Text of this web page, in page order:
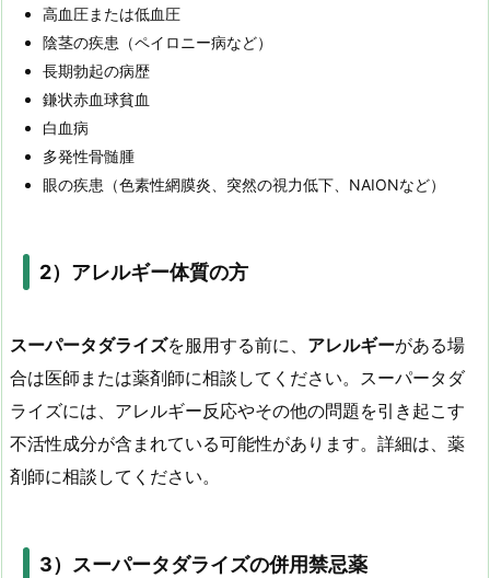
高血圧または低血圧
陰茎の疾患（ペイロニー病など）
長期勃起の病歴
鎌状赤血球貧血
白血病
多発性骨髄腫
眼の疾患（色素性網膜炎、突然の視力低下、NAIONなど）
2）アレルギー体質の方
スーパータダライズを服用する前に、 アレルギーがある場
合は医師または薬剤師に相談してください。スーパータダ
ライズには、アレルギー反応やその他の問題を引き起こす
不活性成分が含まれている可能性があります。詳細は、薬
剤師に相談してください。
3） スーパータダライズの併用禁忌薬